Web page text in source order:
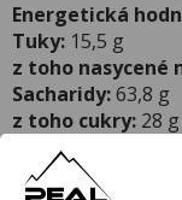
Energetická
Tuky: 15,5 g
z toho nasycené
Sacharidy:63,8 g
z toho cukry: 28 g
Bílkoviny:
Sůl:0,58 g